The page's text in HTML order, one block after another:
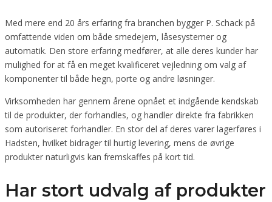
Med mere end 20 års erfaring fra branchen bygger P. Schack på
omfattende viden om både smedejern, låsesystemer og
automatik. Den store erfaring medfører, at alle deres kunder har
mulighed for at få en meget kvalificeret vejledning om valg af
komponenter til både hegn, porte og andre løsninger.
Virksomheden har gennem årene opnået et indgående kendskab
til de produkter, der forhandles, og handler direkte fra fabrikken
som autoriseret forhandler. En stor del af deres varer lagerføres i
Hadsten, hvilket bidrager til hurtig levering, mens de øvrige
produkter naturligvis kan fremskaffes på kort tid.
Har stort udvalg af produkter